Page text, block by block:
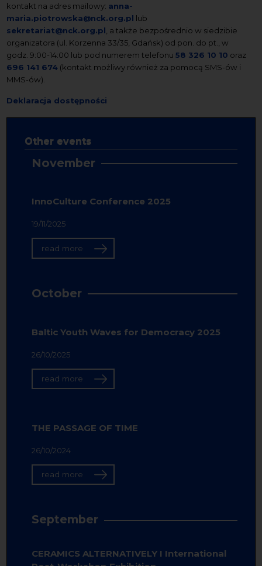
kontakt na adres mailowy: anna-
maria.piotrowska@nck.org.pl lub
sekretariat@nck.org.pl , a także bezpośrednio w siedzibie
organizatora (ul. Korzenna 33/35, Gdańsk) od pon. do pt., w
godz. 9:00-14:00 lub pod numerem telefonu58 326 10 10 oraz
696 141 674 (kontakt możliwy również za pomocą SMS-ów i
MMS-ów).
Deklaracja dostępności
Other events
November
InnoCulture Conference 2025
19/11/2025
read more
October
Baltic Youth Waves for Democracy 2025
26/10/2025
read more
THE PASSAGE OF TIME
26/10/2024
read more
September
CERAMICS ALTERNATIVELY I International